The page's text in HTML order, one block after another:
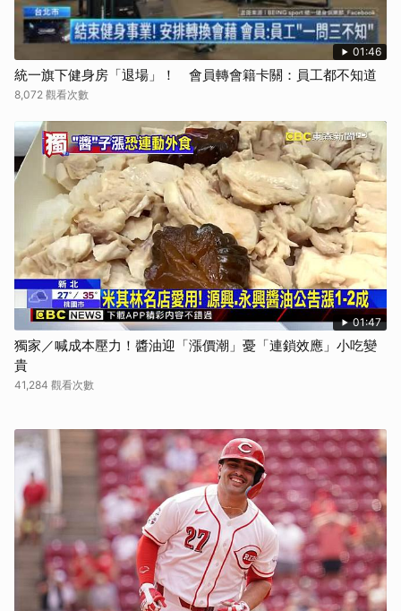
01:46
統一旗下健身房「退場」！ 會員轉會籍卡關：員工都不知道
8,072 觀看次數
01:47
獨家／喊成本壓力！醬油迎「漲價潮」憂「連鎖效應」小吃變
貴
41,284 觀看次數